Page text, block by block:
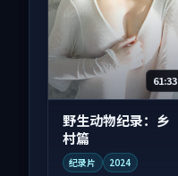
61:33
野生动物纪录：乡
村篇
纪录片 2024